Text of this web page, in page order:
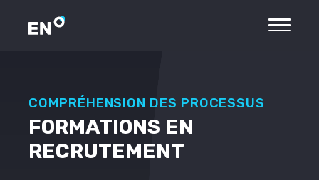
COMPRÉHENSION DES PROCESSUS
FORMATIONS EN
RECRUTEMENT